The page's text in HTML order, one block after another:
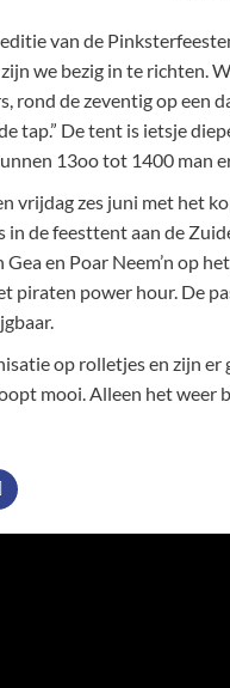
van de
we bezig in te richten.
rond de zeventig op een
tap.” De tent is ietsje
13oo tot 1400 man
vrijdag zes juni met het
in de feesttent aan de
Gea en Poar Neem’n op
piraten power hour. De
op rolletjes en zijn
mooi. Alleen het weer